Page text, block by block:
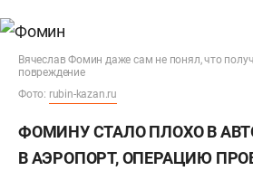
Вячеслав Фомин даже сам не понял, что
повреждение
Фото: rubin-kazan.ru
ФОМИНУ СТАЛО ПЛОХО В
В АЭРОПОРТ, ОПЕРАЦИЮ